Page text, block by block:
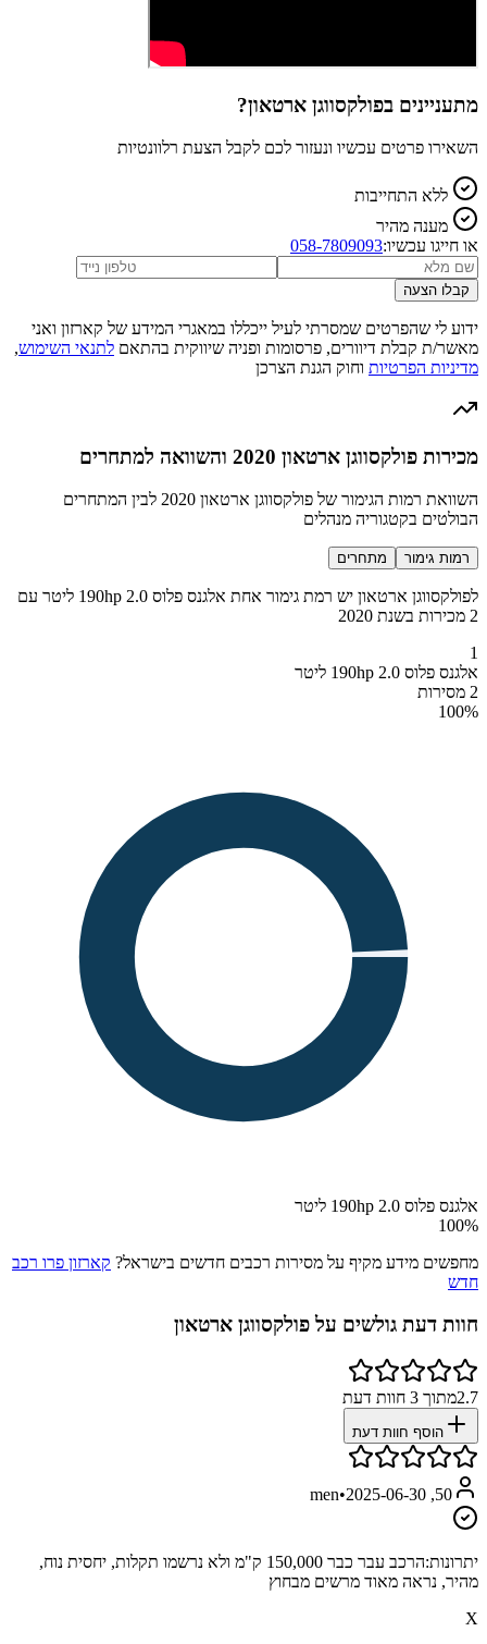
מתעניינים בפולקסווגן ארטאון?
השאירו פרטים עכשיו ונעזור לכם לקבל הצעת רלוונטיות
ללא התחייבות
מענה מהיר
או חייגו עכשיו:058-7809093
קבלו הצעה
ידוע לי שהפרטים שמסרתי לעיל ייכללו במאגרי המידע של קארזון ואני
מאשר/ת קבלת דיוורים, פרסומות ופניה שיווקית בהתאם לתנאי השימוש,
מדיניות הפרטיות וחוק הגנת הצרכן
מכירות פולקסווגן ארטאון 2020 והשוואה למתחרים
השוואת רמות הגימור של פולקסווגן ארטאון 2020 לבין המתחרים
הבולטים בקטגוריה מנהלים
רמות גימור מתחרים
לפולקסווגן ארטאון יש רמת גימור אחת אלגנס פלוס 190hp 2.0 ליטר עם
2 מכירות בשנת 2020
1
אלגנס פלוס 190hp 2.0 ליטר
2 מסירות
100%
אלגנס פלוס 190hp 2.0 ליטר
100%
מחפשים מידע מקיף על מסירות רכבים חדשים בישראל? קארזון פרו רכב
חדש
חוות דעת גולשים על פולקסווגן ארטאון
2.7מתוך 3 חוות דעת
הוסף חוות דעת
50, men
•2025-06-30
יתרונות:
הרכב עבר כבר 150,000 ק"מ ולא נרשמו תקלות, יחסית נוח,
מהיר, נראה מאוד מרשים מבחוץ
X